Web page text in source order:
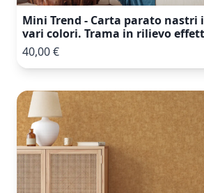
Mini Trend - Carta parato
vari colori. Trama in rilievo
40,00 €